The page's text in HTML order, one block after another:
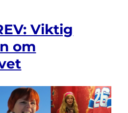
Viktig
om